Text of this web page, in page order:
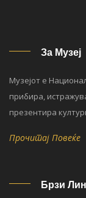
За Музеј
Музејот е
прибира,
презентира
Прочитај Повеќе
Брзи